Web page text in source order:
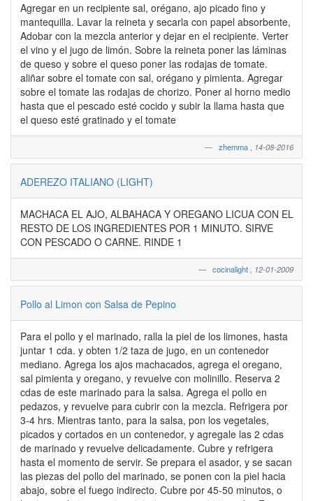
Agregar en un recipiente sal, orégano, ajo picado fino y
mantequilla. Lavar la reineta y secarla con papel absorbente,
Adobar con la mezcla anterior y dejar en el recipiente. Verter
el vino y el jugo de limón. Sobre la reineta poner las láminas
de queso y sobre el queso poner las rodajas de tomate.
aliñar sobre el tomate con sal, orégano y pimienta. Agregar
sobre el tomate las rodajas de chorizo. Poner al horno medio
hasta que el pescado esté cocido y subir la llama hasta que
el queso esté gratinado y el tomate
zhemma 14-08-2016
ADEREZO ITALIANO (LIGHT)
MACHACA EL AJO, ALBAHACA Y OREGANO LICUA CON EL
RESTO DE LOS INGREDIENTES POR 1 MINUTO. SIRVE
CON PESCADO O CARNE. RINDE 1
cocinalight 12-01-2009
Pollo al Limon con Salsa de Pepino
Para el pollo y el marinado, ralla la piel de los limones, hasta
juntar 1 cda. y obten 1/2 taza de jugo, en un contenedor
mediano. Agrega los ajos machacados, agrega el oregano,
sal pimienta y oregano, y revuelve con molinillo. Reserva 2
cdas de este marinado para la salsa. Agrega el pollo en
pedazos, y revuelve para cubrir con la mezcla. Refrigera por
3-4 hrs. Mientras tanto, para la salsa, pon los vegetales,
picados y cortados en un contenedor, y agregale las 2 cdas
de marinado y revuelve delicadamente. Cubre y refrigera
hasta el momento de servir. Se prepara el asador, y se sacan
las piezas del pollo del marinado, se ponen con la piel hacia
abajo, sobre el fuego indirecto. Cubre por 45-50 minutos, o